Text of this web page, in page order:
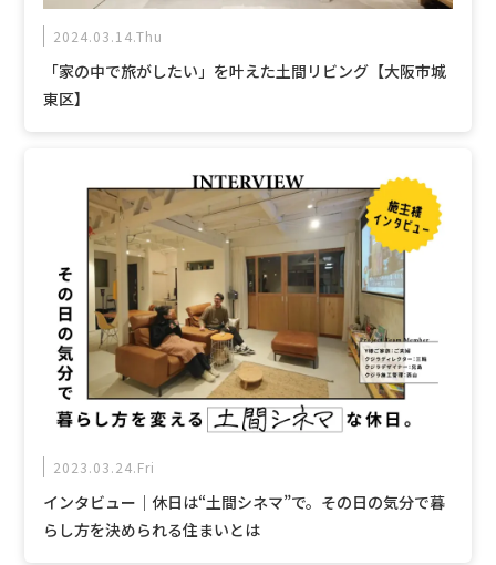
2024.03.14.Thu
「家の中で旅がしたい」を叶えた土間リビング【大阪市城
東区】
2023.03.24.Fri
インタビュー｜休日は“土間シネマ”で。その日の気分で暮
らし方を決められる住まいとは